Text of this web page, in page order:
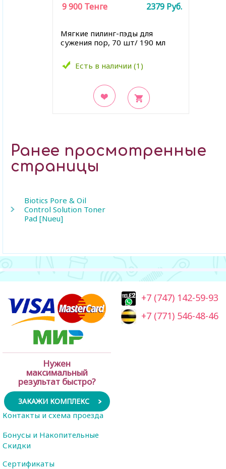
Мягкие пилинг-пэды для
сужения пор, 70 шт/ 190 мл
Есть в наличии (1)
9 900 Тенге 2379 Руб.
Ранее просмотренные
страницы
Biotics Pore & Oil
Control Solution Toner
Pad [Nueu]
Нужен
максимальный
результат быстро?
ЗАКАЖИ КОМПЛЕКС
+7 (747) 142-59-93
+7 (771) 546-48-46
Контакты и схема проезда
Бонусы и Накопительные
Скидки
Сертификаты